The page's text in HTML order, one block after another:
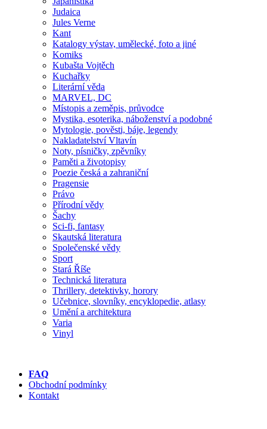
Judaica
Jules Verne
Kant
Katalogy výstav, umělecké, foto a jiné
Komiks
Kubašta Vojtěch
Kuchařky
Literární věda
MARVEL, DC
Místopis a zeměpis, průvodce
Mystika, esoterika, náboženství a podobné
Mytologie, pověsti, báje, legendy
Nakladatelství Vltavín
Noty, písničky, zpěvníky
Paměti a životopisy
Poezie česká a zahraniční
Pragensie
Právo
Přírodní vědy
Šachy
Sci-fi, fantasy
Skautská literatura
Společenské vědy
Sport
Stará Říše
Technická literatura
Thrillery, detektivky, horory
Učebnice, slovníky, encyklopedie, atlasy
Umění a architektura
Varia
Vinyl
FAQ
Obchodní podmínky
Kontakt